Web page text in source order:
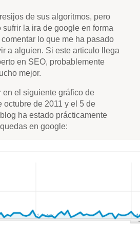
de sus algoritmos, pero
la ira de google en forma
lo que me ha pasado
a alguien. Si este articulo llega
en SEO, probablemente
mejor.
en el siguiente gráfico de
octubre de 2011 y el 5 de
ha estado prácticamente
en google: